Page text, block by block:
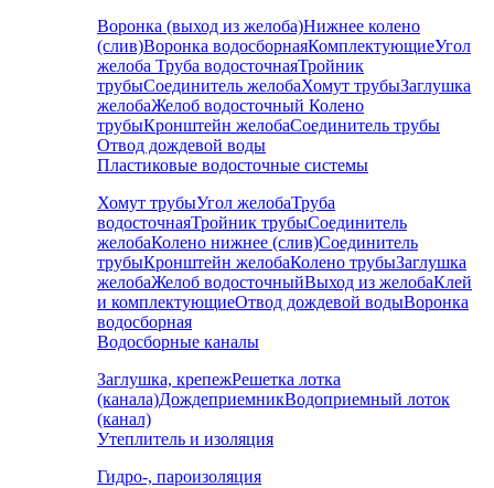
Воронка (выход из желоба)Нижнее колено
(слив)Воронка водосборнаяКомплектующиеУгол
желоба Труба водосточнаяТройник
трубыСоединитель желобаХомут трубыЗаглушка
желобаЖелоб водосточный Колено
трубыКронштейн желобаСоединитель трубы
Отвод дождевой воды
Пластиковые водосточные системы
Хомут трубыУгол желобаТруба
водосточнаяТройник трубыСоединитель
желобаКолено нижнее (слив)Соединитель
трубыКронштейн желобаКолено трубыЗаглушка
желобаЖелоб водосточныйВыход из желобаКлей
и комплектующиеОтвод дождевой водыВоронка
водосборная
Водосборные каналы
Заглушка, крепежРешетка лотка
(канала)ДождеприемникВодоприемный лоток
(канал)
Утеплитель и изоляция
Гидро-, пароизоляция